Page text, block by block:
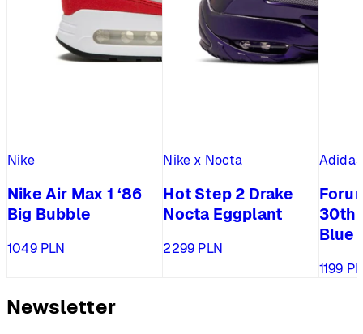
Nike
Nike Air Max 1 ‘86
Big Bubble
1049 PLN
Nike x Nocta
Hot Step 2 Drake
Nocta Eggplant
2299 PLN
30th
Blue
1199
Newsletter